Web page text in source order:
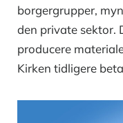
borgergrupper,
den private sektor.
producere
Kirken tidligere